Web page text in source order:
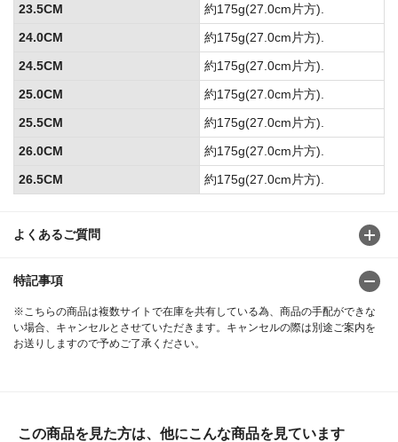
よくあるご質問
特記事項
※こちらの商品は複数サイトで在庫を共有している為、商品の手配ができな
い場合、キャンセルとさせていただきます。キャンセルの際は別途ご案内を
お送りしますので予めご了承ください。
23.5CM
約175g(27.0cm片方).
24.0CM
約175g(27.0cm片方).
24.5CM
約175g(27.0cm片方).
25.0CM
約175g(27.0cm片方).
25.5CM
約175g(27.0cm片方).
26.0CM
約175g(27.0cm片方).
26.5CM
約175g(27.0cm片方).
この商品を見た方は、他にこんな商品を見ています